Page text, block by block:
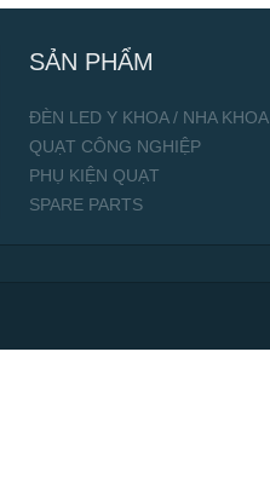
SẢN PHẨM
ĐÈN LED Y KHOA / NHA KHOA
QUẠT CÔNG NGHIỆP
PHỤ KIỆN QUẠT
SPARE PARTS